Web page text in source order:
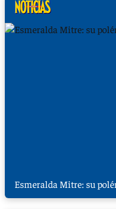
Esmeralda Mitre: su